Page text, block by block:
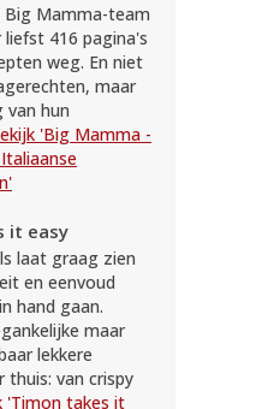
Big Mamma-team
416 pagina's
weg. En niet
maar
van hun
'Big Mamma -
it easy
laat graag zien
en eenvoud
hand gaan.
maar
lekkere
thuis: van crispy
'Timon takes it